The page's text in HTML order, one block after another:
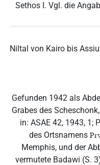
Sethos I. Vgl. die
Niltal von Kairo bis
Gefunden 1942 als
Grabes des
in: ASAE 42, 1943, 1;
des Ortsnamens
Memphis, und der
vermutete Badawi (S.